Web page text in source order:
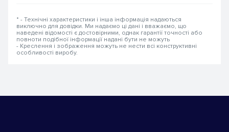
* - Технічні характеристики і інша інформація надаються
виключно для довідки. Ми надаємо ці дані і вважаємо, що
наведені відомості є достовірними, однак гарантії точності або
повноти подібної інформації надані бути не можуть
- Креслення і зображення можуть не нести всі конструктивні
особливості виробу.